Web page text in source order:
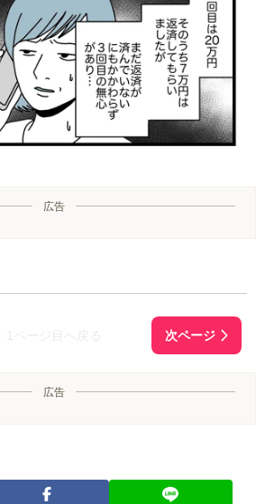
広告
広告